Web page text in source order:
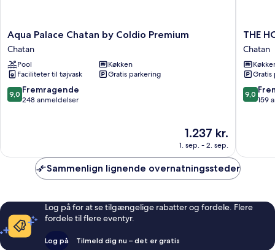
Aqua
Palace
Chatan
by
Coldio
Premium
Chatan
Aqua Palace Chatan by Coldio Premium
Chatan
Pool
Køkken
Faciliteter til tøjvask
Gratis parkering
9.0
ud
anmeldelser
9,0 Fremragende
248 anmeldelser
Prisen
1.237 kr.
1.237 kr.
1. sep. - 2. sep.
THE
HOTEL
CHATAN
by
RESORT
Chatan
THE
Chatan
Gratis
9.0
ud
9,0
159
Sammenlign lignende overnatningssteder
Log på for at se tilgængelige rabatter og fordele. Flere
fordele til flere eventyr.
Log på Tilmeld dig nu – det er gratis